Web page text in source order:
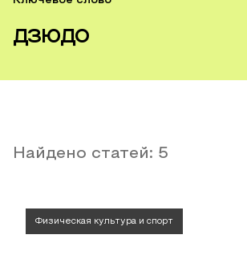
дзюдо
Найдено статей: 5
Физическая культура и спорт